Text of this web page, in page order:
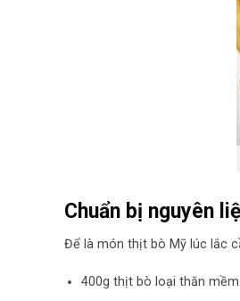
Chuẩn bị nguyên
Để là món thịt bò Mỹ lúc lắc
400g thịt bò loại thăn mềm.